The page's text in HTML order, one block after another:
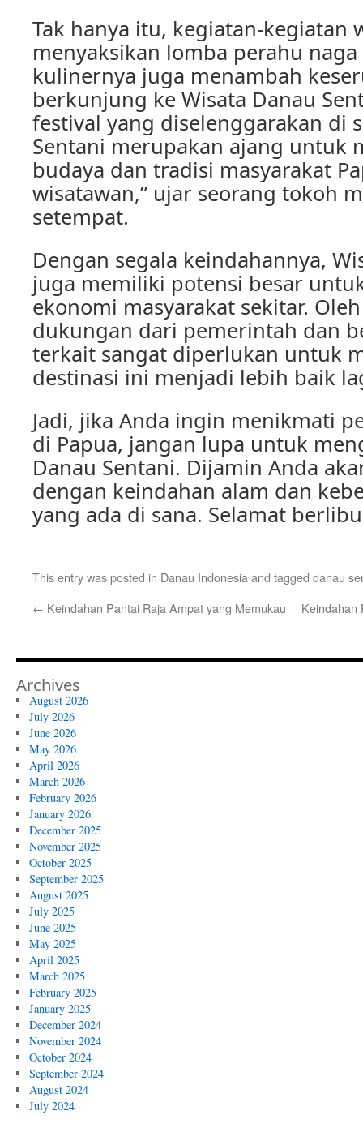
Tak hanya itu, kegiatan-kegiatan
menyaksikan lomba perahu
kulinernya juga menambah
berkunjung ke Wisata Danau
festival yang diselenggarakan di
Sentani merupakan ajang untuk
budaya dan tradisi masyarakat
wisatawan,” ujar seorang tokoh
setempat.
Dengan segala keindahannya,
juga memiliki potensi besar
ekonomi masyarakat sekitar.
dukungan dari pemerintah dan
terkait sangat diperlukan untuk
destinasi ini menjadi lebih baik
Jadi, jika Anda ingin menikmati
di Papua, jangan lupa untuk
Danau Sentani. Dijamin Anda
dengan keindahan alam dan
yang ada di sana. Selamat
This entry was posted in Danau Indonesia and tagged danau
← Keindahan Pantai Raja Ampat yang Memukau Keindahan
Archives
August 2026
July 2026
June 2026
May 2026
April 2026
March 2026
February 2026
January 2026
December 2025
November 2025
October 2025
September 2025
August 2025
July 2025
June 2025
May 2025
April 2025
March 2025
February 2025
January 2025
December 2024
November 2024
October 2024
September 2024
August 2024
July 2024